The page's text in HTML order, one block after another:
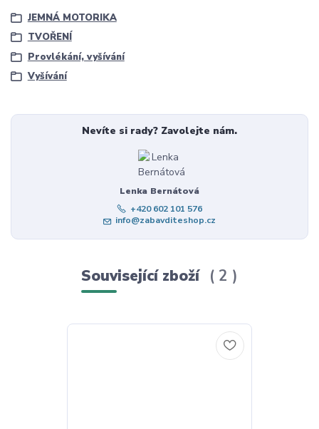
JEMNÁ MOTORIKA
TVOŘENÍ
Provlékání, vyšívání
Vyšívání
Nevíte si rady? Zavolejte nám.
Lenka Bernátová
+420 602 101 576
info@zabavditeshop.cz
Související zboží 2